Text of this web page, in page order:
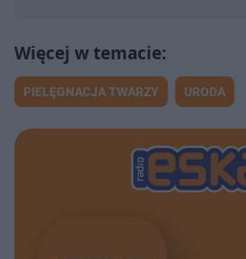
PIELĘGNACJA TWARZY URODA